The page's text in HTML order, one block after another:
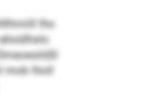
lho
mob lholl